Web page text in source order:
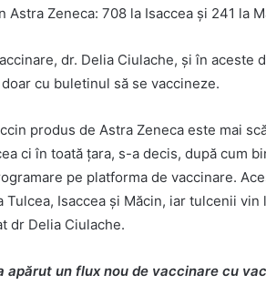
Zeneca: 708 la Isaccea şi 241 la
dr. Delia Ciulache, şi în aceste
cu buletinul să se vaccineze.
produs de Astra Zeneca este mai
ci în toată ţara, s-a decis, după cum
pe platforma de vaccinare.
Isaccea şi Măcin, iar tulcenii vin
dr Delia Ciulache.
un flux nou de vaccinare cu